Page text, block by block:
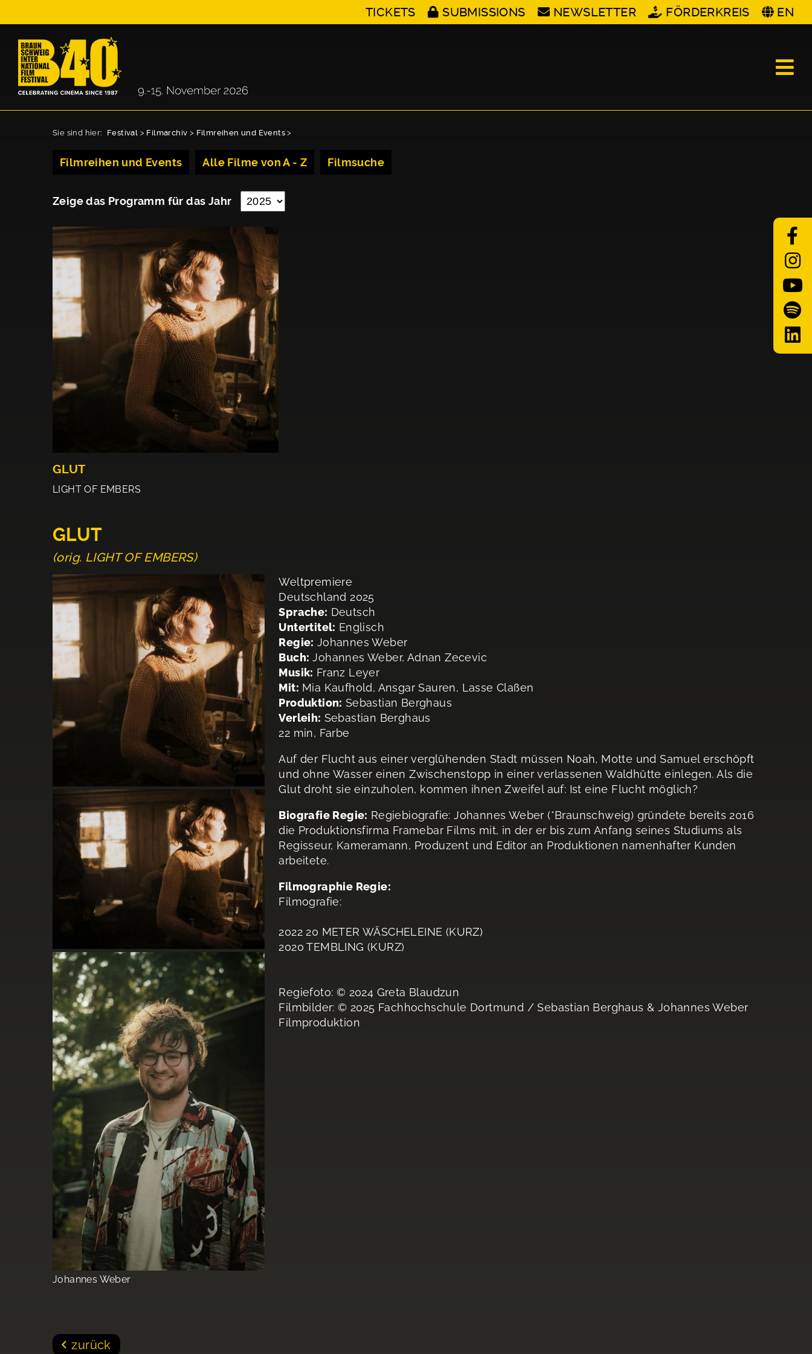
TICKETS SUBMISSIONS NEWSLETTER FÖRDERKREIS EN
Sie sind hier: Festival > Filmarchiv > Filmreihen und Events >
Filmreihen und Events Alle Filme von A - Z Filmsuche
Zeige das Programm für das Jahr
GLUT
LIGHT OF EMBERS
GLUT
(orig. LIGHT OF EMBERS)
Johannes Weber
Weltpremiere
Deutschland 2025
Sprache: Deutsch
Untertitel: Englisch
Regie: Johannes Weber
Buch: Johannes Weber, Adnan Zecevic
Musik: Franz Leyer
Mit: Mia Kaufhold, Ansgar Sauren, Lasse Claßen
Produktion: Sebastian Berghaus
Verleih: Sebastian Berghaus
22 min, Farbe
Auf der Flucht aus einer verglühenden Stadt müssen Noah, Motte und Samuel erschöpft
und ohne Wasser einen Zwischenstopp in einer verlassenen Waldhütte einlegen. Als die
Glut droht sie einzuholen, kommen ihnen Zweifel auf: Ist eine Flucht möglich?
Biografie Regie: Regiebiografie: Johannes Weber (*Braunschweig) gründete bereits 2016
die Produktionsfirma Framebar Films mit, in der er bis zum Anfang seines Studiums als
Regisseur, Kameramann, Produzent und Editor an Produktionen namenhafter Kunden
arbeitete.
Filmographie Regie:
Filmografie:
2022 20 METER WÄSCHELEINE (KURZ)
2020 TEMBLING (KURZ)
Regiefoto: © 2024 Greta Blaudzun
Filmbilder: © 2025 Fachhochschule Dortmund / Sebastian Berghaus & Johannes Weber
Filmproduktion
zurück